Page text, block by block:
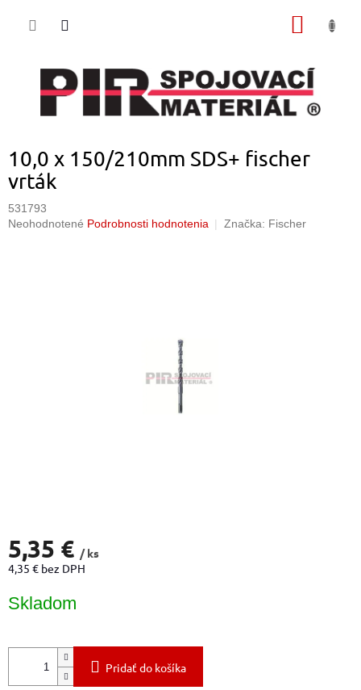
10,0 x 150/210mm SDS+ fischer
vrták
531793
Priemerné
Neohodnotené Podrobnosti hodnotenia Značka: Fischer
5,35 € / ks
4,35 € bez DPH
cena:
Skladom
Pridať do košíka